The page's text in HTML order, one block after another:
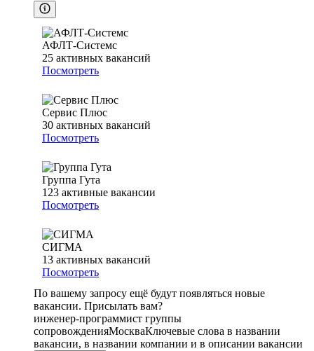
АФЛТ-Системс
25 активных вакансий
Посмотреть
Сервис Плюс
30 активных вакансий
Посмотреть
Группа Гута
123 активные вакансии
Посмотреть
СИГМА
13 активных вакансий
Посмотреть
По вашему запросу ещё будут появляться новые
вакансии. Присылать вам?
инженер-программист группы
сопровожденияМоскваКлючевые слова в названии
вакансии, в названии компании и в описании вакансии